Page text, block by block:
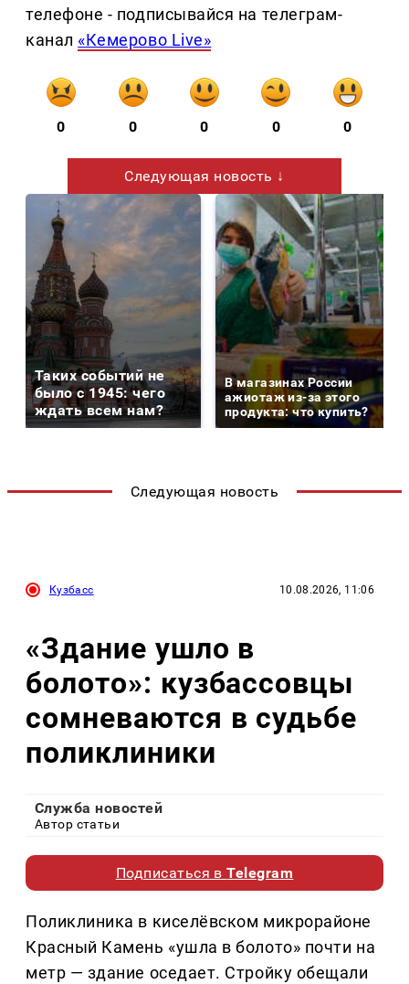
телефоне - подписывайся на телеграм-
канал «Кемерово Live»
0 0 0 0 0
Следующая новость ↓
Таких событий не
было с 1945: чего
ждать всем нам?
В магазинах России
ажиотаж из-за этого
продукта: что купить?
Следующая новость
Кузбасс 10.08.2026, 11:06
«Здание ушло в
болото»: кузбассовцы
сомневаются в судьбе
поликлиники
Служба новостей
Автор статьи
Подписаться вTelegram
Поликлиника в киселёвском микрорайоне
Красный Камень «ушла в болото» почти на
метр — здание оседает. Стройку обещали